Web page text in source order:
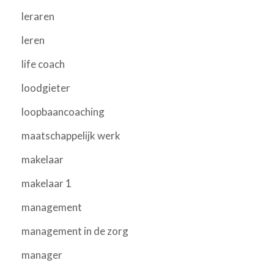
leraren
leren
life coach
loodgieter
loopbaancoaching
maatschappelijk werk
makelaar
makelaar 1
management
management in de zorg
manager